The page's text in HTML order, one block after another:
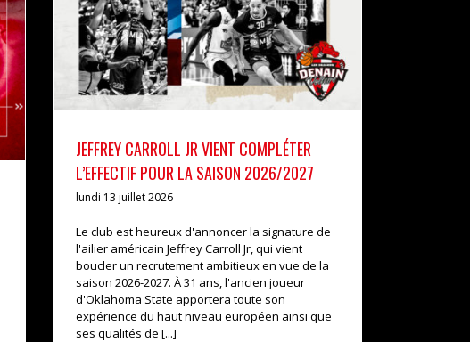
JEFFREY CARROLL JR VIENT COMPLÉTER
L’EFFECTIF POUR LA SAISON 2026/2027
lundi 13 juillet 2026
Le club est heureux d'annoncer la signature de
l'ailier américain Jeffrey Carroll Jr, qui vient
boucler un recrutement ambitieux en vue de la
saison 2026-2027. À 31 ans, l'ancien joueur
d'Oklahoma State apportera toute son
expérience du haut niveau européen ainsi que
ses qualités de [...]